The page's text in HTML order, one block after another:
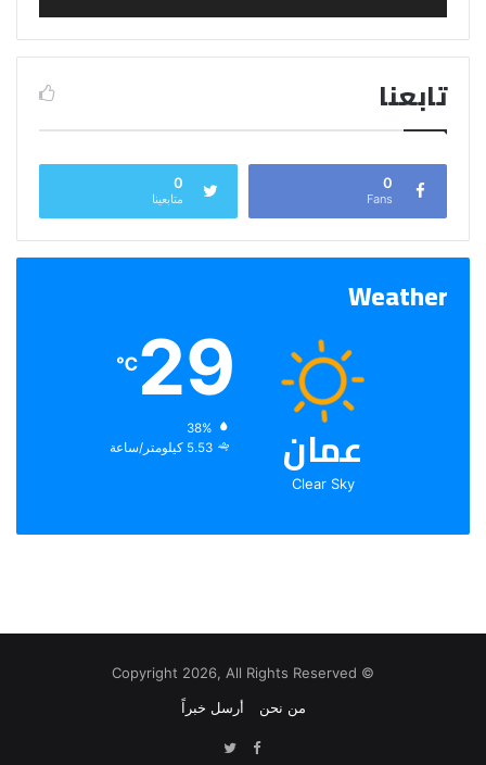
تابعنا
0
Fans
0
متابعينا
Weather
عمان
Clear Sky
29
℃
الرطوبة:
الرياح:5.53 كيلومتر/ساعة
© Copyright 2026, All Rights Reserved
من نحن
أرسل خبراً